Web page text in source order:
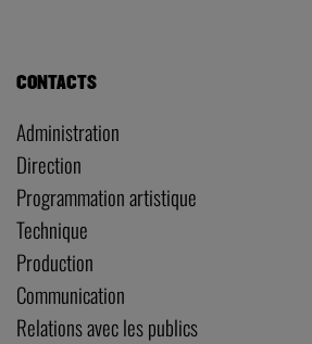
CONTACTS
Administration
Direction
Programmation artistique
Technique
Production
Communication
Relations avec les publics